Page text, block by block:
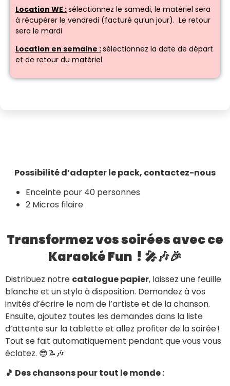
Location WE :sélectionnez le samedi, le matériel sera
à récupérer le vendredi (facturé qu’un jour). Le retour
sera le mardi
Location en semaine :sélectionnez la date de départ
et de retour du matériel
Possibilitéd’adapter le pack, contactez-nous
Enceinte pour 40 personnes
2 Micros filaire
Transformez vos soirées avec ce
Karaoké Fun ! 🎤🎶🎉
Distribuez notre catalogue papier, laissez une feuille
blanche et un stylo à disposition. Demandez à vos
invités d’écrire le nom de l’artiste et de la chanson.
Ensuite, ajoutez toutes les demandes dans la liste
d’attente sur la tablette et allez profiter de la soirée !
Tout se fait automatiquement pendant que vous vous
éclatez. 😎📝🎶
🎵 Des chansons pour tout le monde :